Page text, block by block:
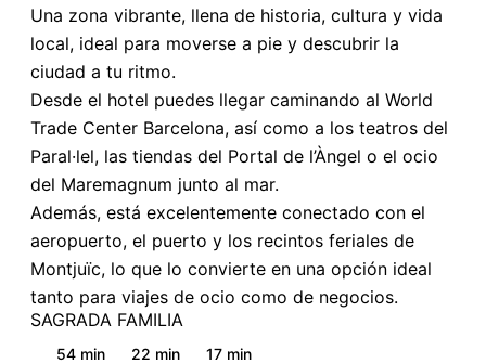
Una zona vibrante, llena de historia, cultura y vida
local, ideal para moverse a pie y descubrir la
ciudad a tu ritmo.
Desde el hotel puedes llegar caminando al World
Trade Center Barcelona, así como a los teatros del
Paral·lel, las tiendas del Portal de l’Àngel o el ocio
del Maremagnum junto al mar.
Además, está excelentemente conectado con el
aeropuerto, el puerto y los recintos feriales de
Montjuïc, lo que lo convierte en una opción ideal
tanto para viajes de ocio como de negocios.
SAGRADA FAMILIA
54 min 22 min 17 min